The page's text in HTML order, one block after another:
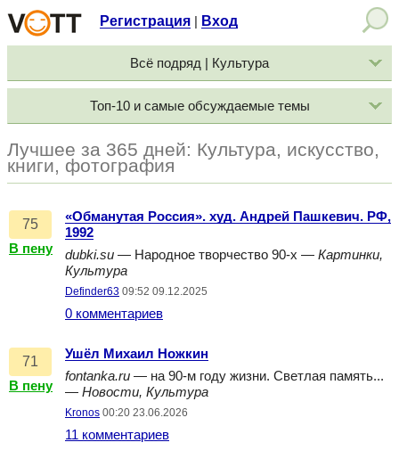
Регистрация Вход
Всё подряд | Культура
Топ-10 и самые обсуждаемые темы
Лучшее за 365 дней: Культура, искусство,
книги, фотография
75
В пену
«Обманутая Россия». худ. Андрей Пашкевич. РФ,
1992
dubki.su — Народное творчество 90-х — Картинки,
Культура
Definder63 09:52 09.12.2025
0 комментариев
71
В пену
Ушёл Михаил Ножкин
fontanka.ru — на 90-м году жизни. Светлая память...
— Новости, Культура
Kronos 00:20 23.06.2026
11 комментариев